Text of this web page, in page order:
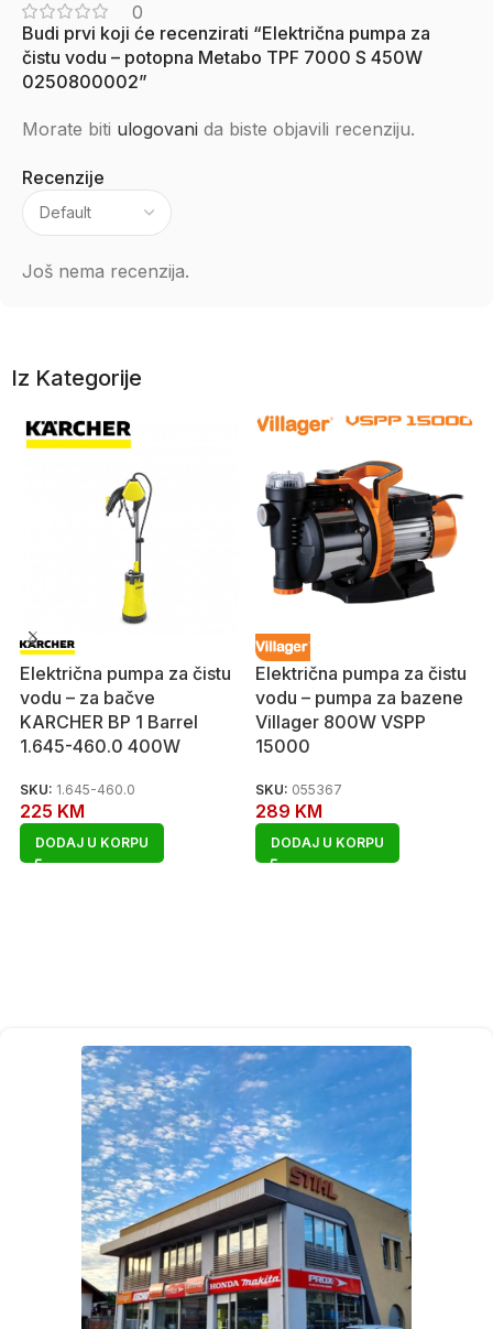
0
Recenzije
Još nema recenzija.
Budi prvi koji će recenzirati “Električna pumpa za
čistu vodu – potopna Metabo TPF 7000 S 450W
0250800002”
Morate biti ulogovani da biste objavili recenziju.
Iz Kategorije
Električna pumpa za čistu
vodu – za bačve
KARCHER BP 1 Barrel
1.645-460.0 400W
SKU: 1.645-460.0
225 KM
DODAJ U KORPU
Električna pumpa za čistu
vodu – pumpa za bazene
Villager 800W VSPP
15000
SKU: 055367
289 KM
DODAJ U KORPU